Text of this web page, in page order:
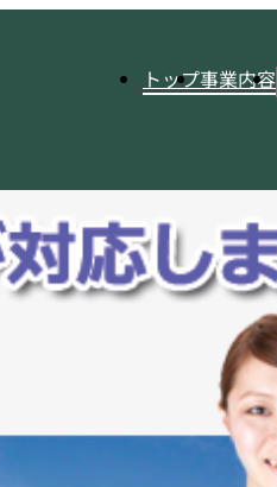
トップ事業内容